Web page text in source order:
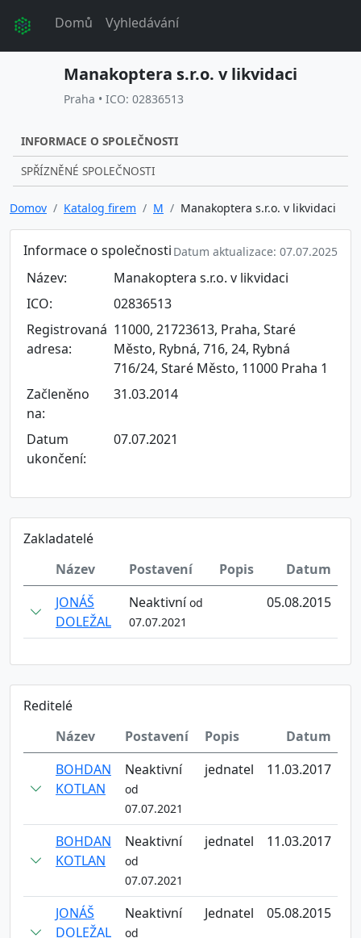
Domů Vyhledávání
Manakoptera s.r.o. v likvidaci
Praha • ICO: 02836513
INFORMACE O SPOLEČNOSTI
SPŘÍZNĚNÉ SPOLEČNOSTI
Domov Katalog firem M Manakoptera s.r.o. v likvidaci
Informace o společnosti Datum aktualizace: 07.07.2025
Název:
Manakoptera s.r.o. v likvidaci
ICO:
02836513
Registrovaná
adresa:
11000, 21723613, Praha, Staré
Město, Rybná, 716, 24, Rybná
716/24, Staré Město, 11000 Praha 1
Začleněno
na:
31.03.2014
Datum
ukončení:
07.07.2021
Zakladatelé
Název
Postavení Popis
Datum
JONÁŠ
DOLEŽAL
Neaktivníod
07.07.2021
05.08.2015
Reditelé
Název
Postavení Popis
Datum
BOHDAN
KOTLAN
Neaktivní
od
07.07.2021
jednatel 11.03.2017
BOHDAN
KOTLAN
Neaktivní
od
07.07.2021
jednatel 11.03.2017
JONÁŠ
DOLEŽAL
Neaktivní
od
Jednatel 05.08.2015